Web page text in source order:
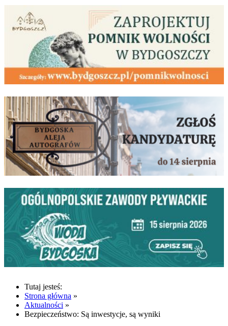
Tutaj jesteś:
Strona główna »
Aktualności »
Bezpieczeństwo: Są inwestycje, są wyniki